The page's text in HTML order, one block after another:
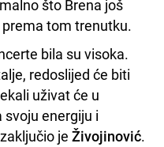
što Brena još
tom trenutku.
bila su visoka.
redoslijed će biti
uživat će u
energiju i
je Živojinović.